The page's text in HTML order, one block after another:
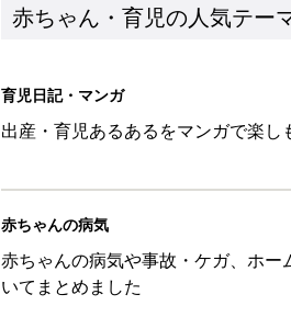
赤ちゃん・育児の人気テー
育児日記・マンガ
出産・育児あるあるをマンガで楽し
赤ちゃんの病気
赤ちゃんの病気や事故・ケガ、ホー
いてまとめました